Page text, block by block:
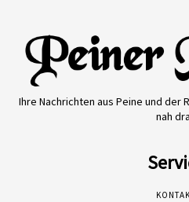
Ihre Nachrichten aus Peine und der
nah